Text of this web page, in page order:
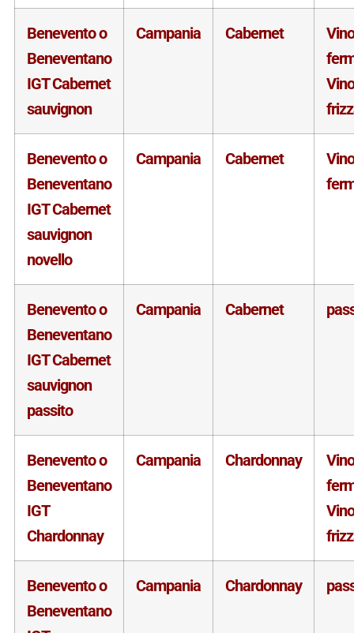
Benevento o
Beneventano
IGT Cabernet
sauvignon
Campania Cabernet
Vino
Vino
Benevento o
Beneventano
IGT Cabernet
sauvignon
novello
Campania Cabernet
Vino
Benevento o
Beneventano
IGT Cabernet
sauvignon
passito
Campania Cabernet
Benevento o
Beneventano
IGT
Chardonnay
Campania Chardonnay
Vino
Vino
Benevento o
Beneventano
Campania Chardonnay